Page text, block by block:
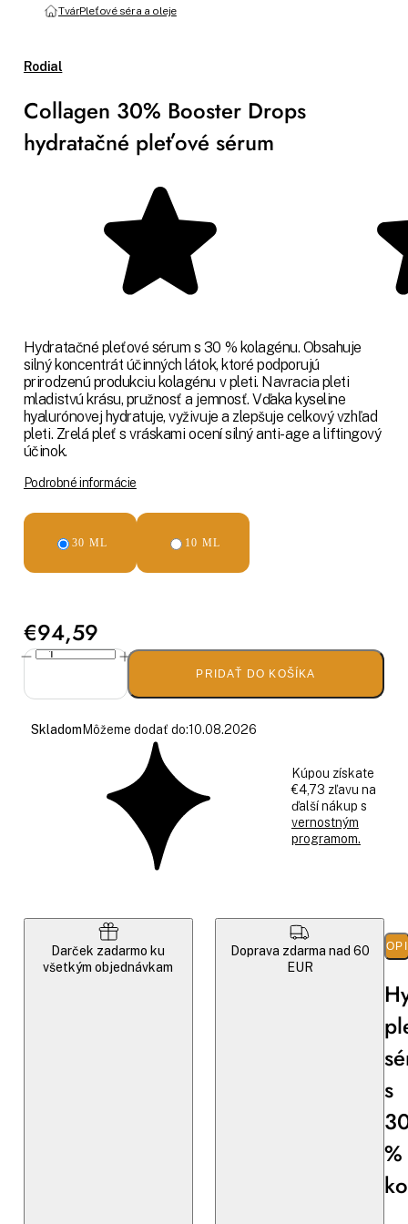
TvárPleťové séra a oleje
Rodial
Collagen 30% Booster Drops
hydratačné pleťové sérum
Hydratačné pleťové sérum s 30 % kolagénu. Obsahuje
silný koncentrát účinných látok, ktoré podporujú
prirodzenú produkciu kolagénu v pleti. Navracia pleti
mladistvú krásu, pružnosť a jemnosť. Vďaka kyseline
hyalurónovej hydratuje, vyživuje a zlepšuje celkový vzhľad
pleti. Zrelá pleť s vráskami ocení silný anti-age a liftingový
účinok.
Podrobné informácie
30 ML 10 ML
€94,59
PRIDAŤ DO KOŠÍKA
Skladom Môžeme dodať do:10.08.2026
Kúpou získate
€4,73 zľavu na
ďalší nákup s
vernostným
programom.
Darček zadarmo ku
všetkým objednávkam
Doprava zdarma nad 60
EUR
s
%